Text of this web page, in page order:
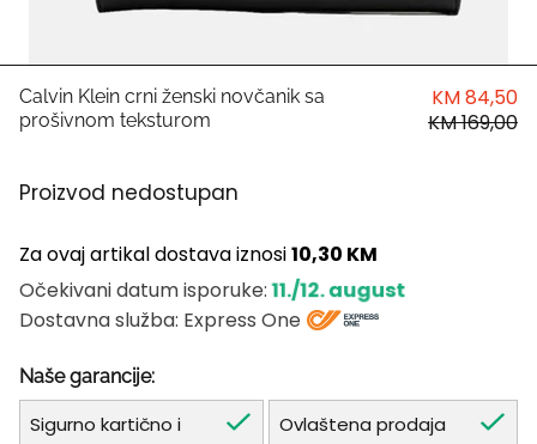
Antony Morato
Trussardi
Harvard
Calvin Klein crni ženski novčanik sa
prošivnom teksturom
KM 84,50
KM 169,00
Proizvod nedostupan
Za ovaj artikal dostava iznosi10,30 KM
Očekivani datum isporuke: 11./12. august
Dostavna služba: Express One
Naše garancije:
Sigurno kartično i
Ovlaštena prodaja